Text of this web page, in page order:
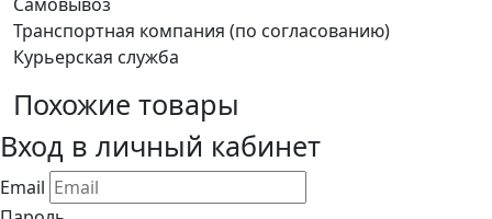
Транспортная компания (по согласованию)
Курьерская служба
Похожие товары
Вход в личный кабинет
Email